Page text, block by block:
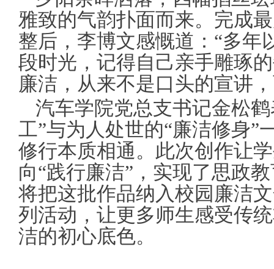
雅致的气韵扑面而来。完成
整后，李博文感慨道：“多年
段时光，记得自己亲手雕琢
廉洁，从来不是口头的宣讲
汽车学院党总支书记金松
工”与为人处世的“廉洁修身”
修行本质相通。此次创作让
向“践行廉洁”，实现了思政
将把这批作品纳入校园廉洁
列活动，让更多师生感受传
洁的初心底色。